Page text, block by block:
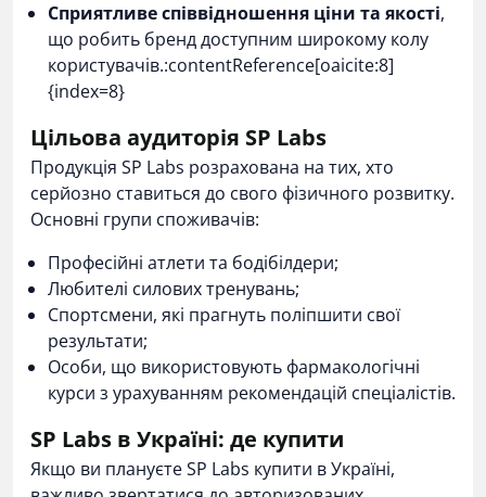
Сприятливе співвідношення ціни та якості,
що робить бренд доступним широкому колу
користувачів.:contentReference[oaicite:8]
{index=8}
Цільова аудиторія SP Labs
Продукція SP Labs розрахована на тих, хто
серйозно ставиться до свого фізичного розвитку.
Основні групи споживачів:
Професійні атлети та бодібілдери;
Любителі силових тренувань;
Спортсмени, які прагнуть поліпшити свої
результати;
Особи, що використовують фармакологічні
курси з урахуванням рекомендацій спеціалістів.
SP Labs в Україні: де купити
Якщо ви плануєте SP Labs купити в Україні,